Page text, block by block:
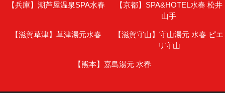
【兵庫】 潮芦屋温泉SPA水春 【京都】 SPA&HOTEL水春 松井
山手
【滋賀草津】 草津湯元水春 【滋賀守山】 守山湯元 水春 ピエ
リ守山
【熊本】 嘉島湯元 水春